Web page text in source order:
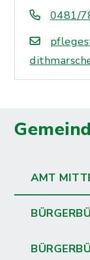
0481/
AMT